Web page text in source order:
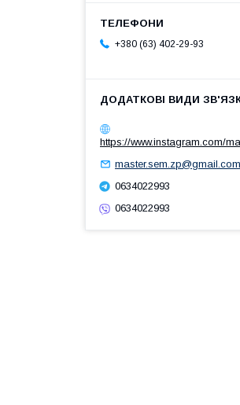
+380 (63) 402-29-93
https://www.instagram.com/
master.sem.zp@gmail.com
0634022993
0634022993